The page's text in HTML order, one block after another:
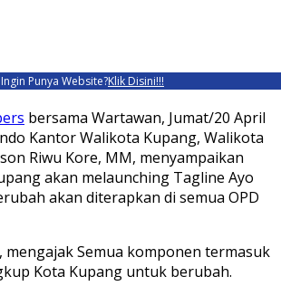
Ingin Punya Website?Klik Disini!!!
bersama Wartawan, Jumat/20 April
Kantor Walikota Kupang, Walikota
Riwu Kore, MM, menyampaikan
akan melaunching Tagline Ayo
akan diterapkan di semua OPD
mengajak Semua komponen termasuk
Kota Kupang untuk berubah.